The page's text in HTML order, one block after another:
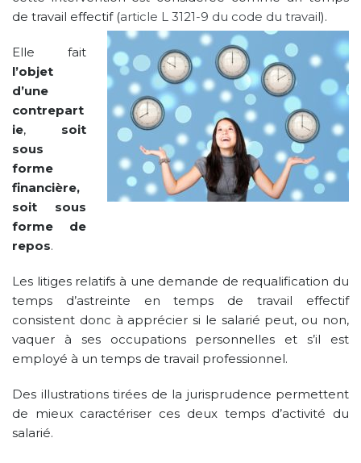
de travail effectif (article L 3121-9 du code du travail).
Elle fait
l’objet
d’une
contrepart
ie, soit
sous
forme
financière,
soit sous
forme de
repos.
Les litiges relatifs à une demande de requalification du
temps d’astreinte en temps de travail effectif
consistent donc à apprécier si le salarié peut, ou non,
vaquer à ses occupations personnelles et s’il est
employé à un temps de travail professionnel.
Des illustrations tirées de la jurisprudence permettent
de mieux caractériser ces deux temps d’activité du
salarié.